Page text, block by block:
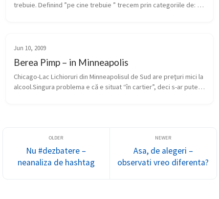
trebuie. Definind ”pe cine trebuie ” trecem prin categoriile de:
Jun 10, 2009
Berea Pimp – in Minneapolis
Chicago-Lac Lichioruri din Minneapolisul de Sud are preţuri mici la
alcool.Singura problema e că e situat “în cartier”, deci s-ar putea
Nu #dezbatere –
neanaliza de hashtag
Asa, de alegeri –
observati vreo diferenta?